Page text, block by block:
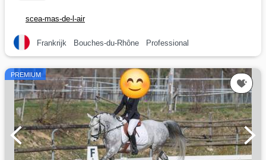
scea-mas-de-l-air
Frankrijk Bouches-du-Rhône Professional
PREMIUM